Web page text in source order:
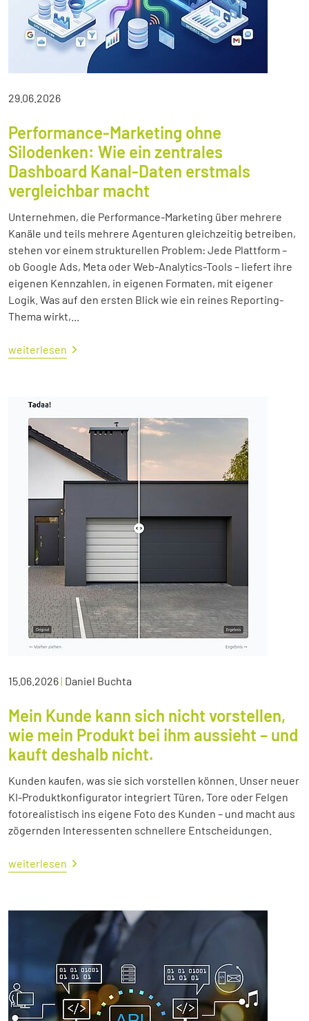
29.06.2026
Performance-Marketing ohne
Silodenken: Wie ein zentrales
Dashboard Kanal-Daten erstmals
vergleichbar macht
Unternehmen, die Performance-Marketing über mehrere
Kanäle und teils mehrere Agenturen gleichzeitig betreiben,
stehen vor einem strukturellen Problem: Jede Plattform –
ob Google Ads, Meta oder Web-Analytics-Tools – liefert ihre
eigenen Kennzahlen, in eigenen Formaten, mit eigener
Logik. Was auf den ersten Blick wie ein reines Reporting-
Thema wirkt,...
weiterlesen
15.06.2026| Daniel Buchta
Mein Kunde kann sich nicht vorstellen,
wie mein Produkt bei ihm aussieht – und
kauft deshalb nicht.
Kunden kaufen, was sie sich vorstellen können. Unser neuer
KI-Produktkonfigurator integriert Türen, Tore oder Felgen
fotorealistisch ins eigene Foto des Kunden – und macht aus
zögernden Interessenten schnellere Entscheidungen.
weiterlesen